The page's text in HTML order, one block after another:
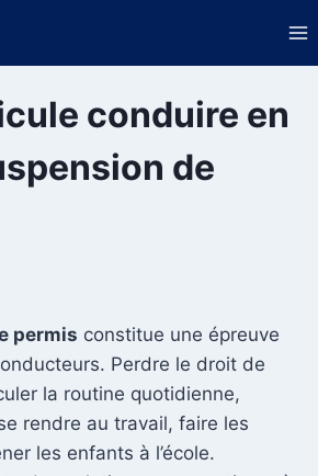
conduire en
de
permis constitue une épreuve
Perdre le droit de
la routine quotidienne,
rendre au travail, faire les
les enfants à l’école.